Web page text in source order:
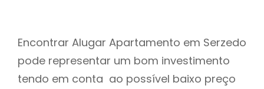
Encontrar Alugar Apartamento em Serzedo
pode representar um bom investimento
tendo em conta ao possível baixo preço